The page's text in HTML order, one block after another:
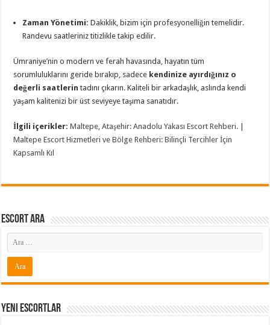
Zaman Yönetimi: Dakiklik, bizim için profesyonelliğin temelidir.
Randevu saatleriniz titizlikle takip edilir.
Ümraniye’nin o modern ve ferah havasında, hayatın tüm
sorumluluklarını geride bırakıp, sadece kendinize ayırdığınız o
değerli saatlerin tadını çıkarın. Kaliteli bir arkadaşlık, aslında kendi
yaşam kalitenizi bir üst seviyeye taşıma sanatıdır.
İlgili içerikler: Maltepe, Ataşehir: Anadolu Yakası Escort Rehberi. |
Maltepe Escort Hizmetleri ve Bölge Rehberi: Bilinçli Tercihler İçin
Kapsamlı Kıl
Escort ARA
Yeni Escortlar